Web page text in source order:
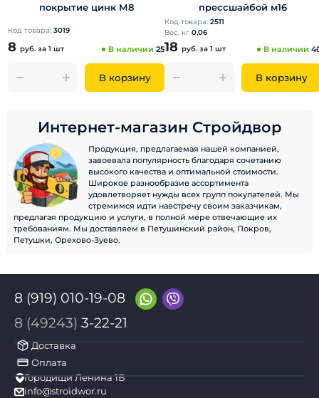
покрытие цинк М8
Код товара: 3019
8 руб. за 1 шт В наличии 25
В корзину
прессшайбой м16
Код товара: 2511
Вес, кг 0,06
18 руб. за 1 шт В наличии
В корзину
Интернет-магазин Стройдвор
Продукция, предлагаемая нашей компанией,
завоевала популярность благодаря сочетанию
высокого качества и оптимальной стоимости.
Широкое разнообразие ассортимента
удовлетворяет нужды всех групп покупателей. Мы
стремимся идти навстречу своим заказчикам,
предлагая продукцию и услуги, в полной мере отвечающие их
требованиям. Мы доставляем в Петушинский район, Покров,
Петушки, Орехово-Зуево.
8 (919) 010-19-08
8 (49243) 3-22-21
Доставка
Оплата
Городищи Ленина 1Б
info@stroidwor.ru